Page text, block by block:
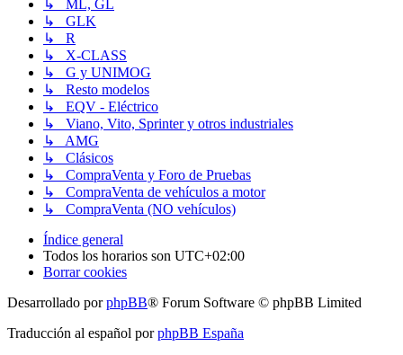
↳ ML, GL
↳ GLK
↳ R
↳ X-CLASS
↳ G y UNIMOG
↳ Resto modelos
↳ EQV - Eléctrico
↳ Viano, Vito, Sprinter y otros industriales
↳ AMG
↳ Clásicos
↳ CompraVenta y Foro de Pruebas
↳ CompraVenta de vehículos a motor
↳ CompraVenta (NO vehículos)
Índice general
Todos los horarios son UTC+02:00
Borrar cookies
Desarrollado porphpBB® Forum Software © phpBB Limited
Traducción al español porphpBB España